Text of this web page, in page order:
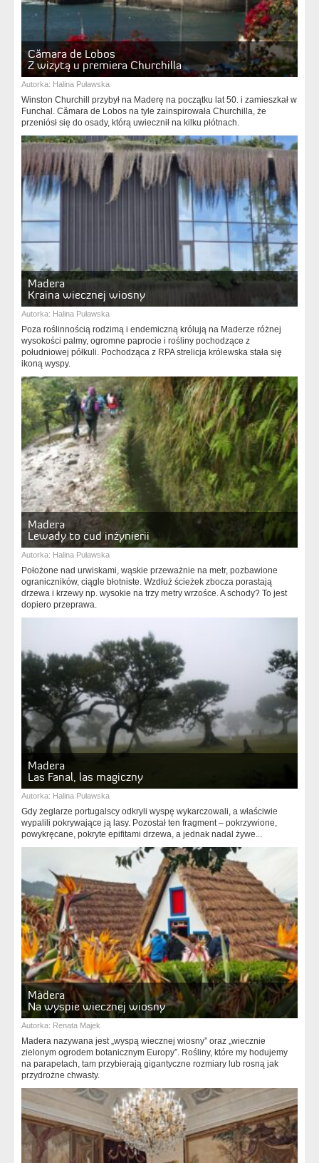
Cămara de Lobos
Z wizytą u premiera Churchilla
Autorka: Halina Puławska
Winston Churchill przybył na Maderę na początku lat 50. i zamieszkał w
Funchal. Cămara de Lobos na tyle zainspirowała Churchilla, że
przeniósł się do osady, którą uwiecznił na kilku płótnach.
Madera
Kraina wiecznej wiosny
Autorka: Halina Puławska
Poza roślinnością rodzimą i endemiczną królują na Maderze różnej
wysokości palmy, ogromne paprocie i rośliny pochodzące z
południowej półkuli. Pochodząca z RPA strelicja królewska stała się
ikoną wyspy.
Madera
Lewady to cud inżynierii
Autorka: Halina Puławska
Położone nad urwiskami, wąskie przeważnie na metr, pozbawione
ograniczników, ciągle błotniste. Wzdłuż ścieżek zbocza porastają
drzewa i krzewy np. wysokie na trzy metry wrzośce. A schody? To jest
dopiero przeprawa.
Madera
Las Fanal, las magiczny
Autorka: Halina Puławska
Gdy żeglarze portugalscy odkryli wyspę wykarczowali, a właściwie
wypalili pokrywające ją lasy. Pozostał ten fragment – pokrzywione,
powykręcane, pokryte epifitami drzewa, a jednak nadal żywe...
Madera
Na wyspie wiecznej wiosny
Autorka: Renata Majek
Madera nazywana jest „wyspą wiecznej wiosny” oraz „wiecznie
zielonym ogrodem botanicznym Europy”. Rośliny, które my hodujemy
na parapetach, tam przybierają gigantyczne rozmiary lub rosną jak
przydrożne chwasty.